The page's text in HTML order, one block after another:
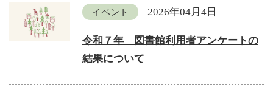
イベント 2026年04月4日
令和７年 図書館利用者アンケートの
結果について